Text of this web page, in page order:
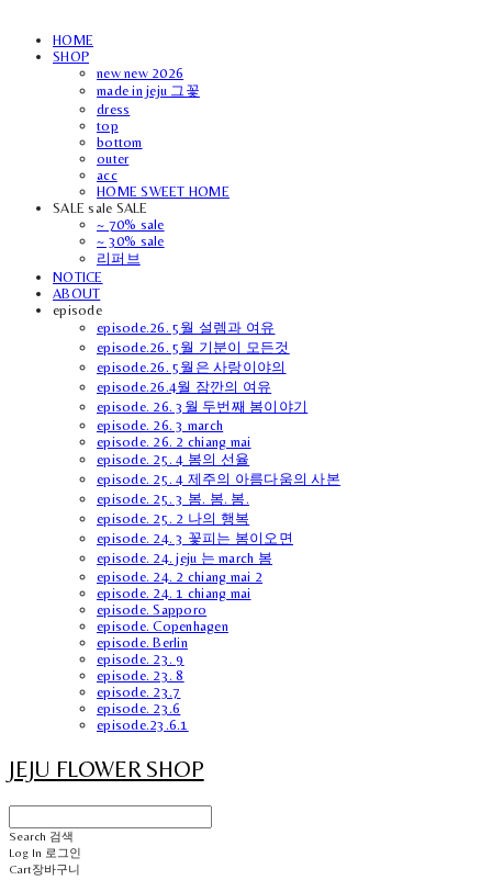
HOME
SHOP
new new 2026
made in jeju 그꽃
dress
top
bottom
outer
acc
HOME SWEET HOME
SALE sale SALE
~ 70% sale
~ 30% sale
리퍼브
NOTICE
ABOUT
episode
episode.26. 5월 설렘과 여유
episode.26. 5월 기분이 모든것
episode.26. 5월은 사랑이야의
episode.26.4월 잠깐의 여유
episode. 26. 3월 두번째 봄이야기
episode. 26. 3 march
episode. 26. 2 chiang mai
episode. 25. 4 봄의 선율
episode. 25. 4 제주의 아름다움의 사본
episode. 25. 3 봄. 봄. 봄.
episode. 25. 2 나의 행복
episode. 24. 3 꽃피는 봄이오면
episode. 24. jeju 는 march 봄
episode. 24. 2 chiang mai 2
episode. 24. 1 chiang mai
episode. Sapporo
episode. Copenhagen
episode. Berlin
episode. 23. 9
episode. 23. 8
episode. 23.7
episode. 23.6
episode.23.6.1
JEJU FLOWER SHOP
Search 검색
Log In 로그인
Cart장바구니